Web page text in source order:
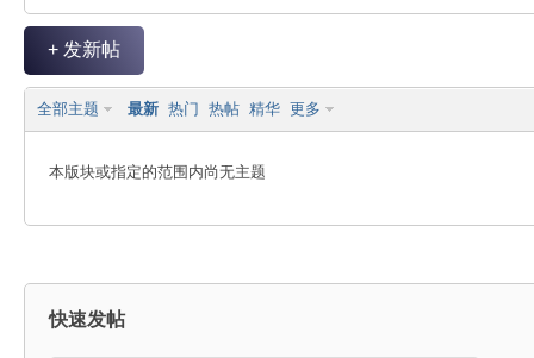
能
+ 发新帖
全部主题 最新 热门 热帖 精华 更多
本版块或指定的范围内尚无主题
快速发帖